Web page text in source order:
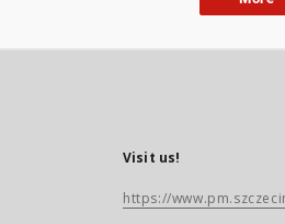
Visit us!
https://